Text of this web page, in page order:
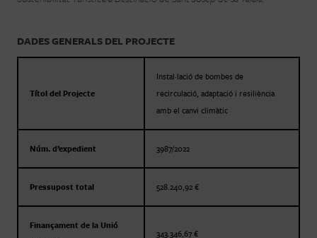
DADES GENERALS DEL PROJECTE
Títol del Projecte
Instal·lació de bombes de
recirculació, adaptació i resiliència
amb el canvi climàtic
Núm. d’expedient 3987/2022
Pressupost total 528.240,92 €
Finançament de la Unió
343.346,67 €